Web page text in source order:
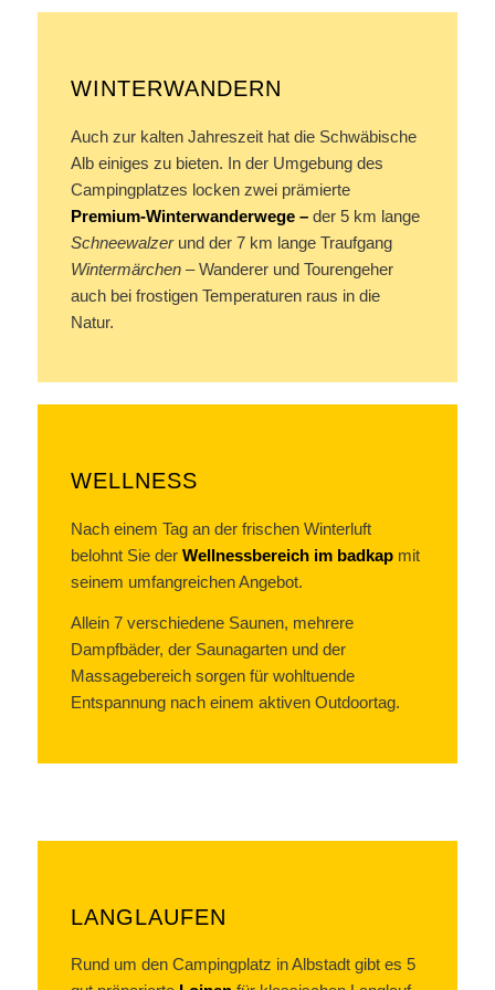
WINTERWANDERN
Auch zur kalten Jahreszeit hat die Schwäbische
Alb einiges zu bieten. In der Umgebung des
Campingplatzes locken zwei prämierte
Premium-Winterwanderwege –der 5 km lange
Schneewalzerund der 7 km lange Traufgang
Wintermärchen– Wanderer und Tourengeher
auch bei frostigen Temperaturen raus in die
Natur.
WELLNESS
Nach einem Tag an der frischen Winterluft
belohnt Sie der Wellnessbereich im badkapmit
seinem umfangreichen Angebot.
Allein 7 verschiedene Saunen, mehrere
Dampfbäder, der Saunagarten und der
Massagebereich sorgen für wohltuende
Entspannung nach einem aktiven Outdoortag.
LANGLAUFEN
Rund um den Campingplatz in Albstadt gibt es 5